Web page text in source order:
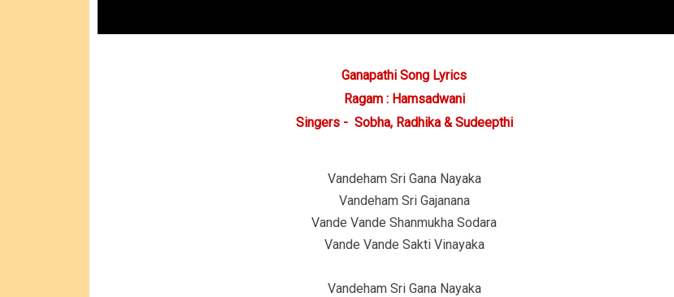
Ganapathi Song Lyrics
Ragam : Hamsadwani
Singers - Sobha, Radhika & Sudeepthi
Vandeham Sri Gana Nayaka
Vandeham Sri Gajanana
Vande Vande Shanmukha Sodara
Vande Vande Sakti Vinayaka
Vandeham Sri Gana Nayaka